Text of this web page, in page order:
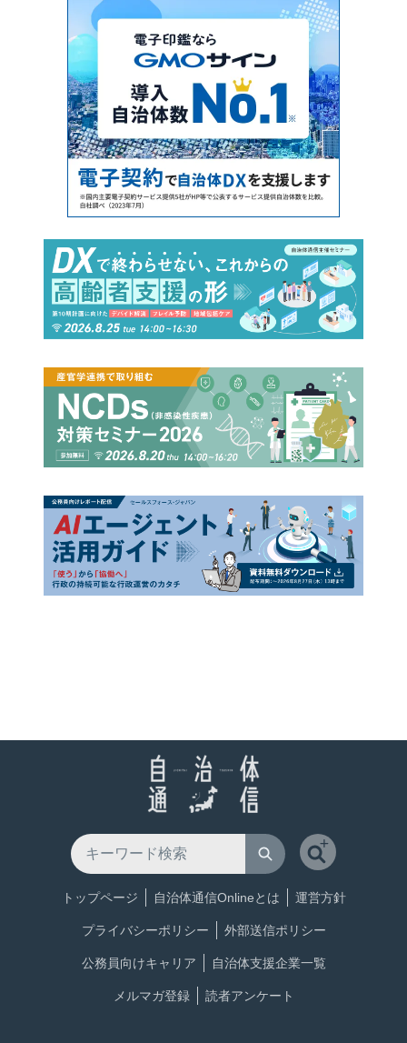
トップページ 自治体通信Onlineとは 運営方針
プライバシーポリシー 外部送信ポリシー
公務員向けキャリア 自治体支援企業一覧
メルマガ登録 読者アンケート